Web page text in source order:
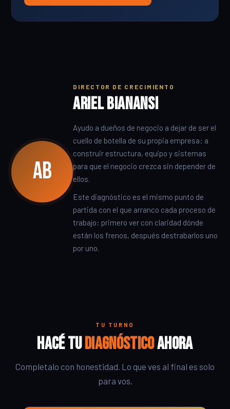
AB
DIRECTOR DE CRECIMIENTO
Ariel Bianansi
Ayudo a dueños de negocio a dejar de ser el
cuello de botella de su propia empresa: a
construir estructura, equipo y sistemas
para que el negocio crezca sin depender de
ellos.
Este diagnóstico es el mismo punto de
partida con el que arranco cada proceso de
trabajo: primero ver con claridad dónde
están los frenos, después destrabarlos uno
por uno.
TU TURNO
Hacé tudiagnósticoahora
Completalo con honestidad. Lo que ves al final es solo
para vos.